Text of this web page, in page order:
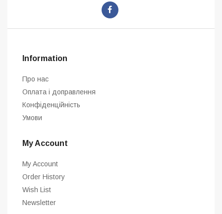
Information
Про нас
Оплата і доправлення
Конфіденційність
Умови
My Account
My Account
Order History
Wish List
Newsletter